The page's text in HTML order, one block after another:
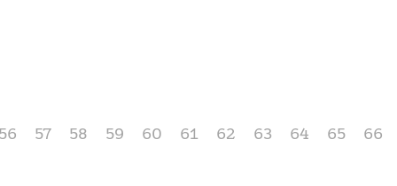
57 58 59 60 61 62 63 64 65 66